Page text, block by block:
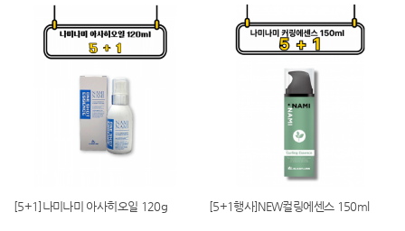
[5+1]나미나미 아사히오일 120g [5+1행사]NEW컬링에센스 150ml